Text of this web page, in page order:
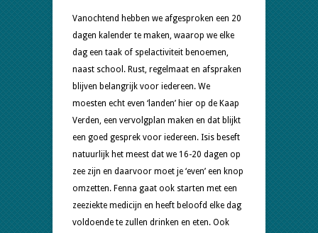
Vanochtend hebben we afgesproken een 20
dagen kalender te maken, waarop we elke
dag een taak of spelactiviteit benoemen,
naast school. Rust, regelmaat en afspraken
blijven belangrijk voor iedereen. We
moesten echt even ‘landen’ hier op de Kaap
Verden, een vervolgplan maken en dat blijkt
een goed gesprek voor iedereen. Isis beseft
natuurlijk het meest dat we 16-20 dagen op
zee zijn en daarvoor moet je ‘even’ een knop
omzetten. Fenna gaat ook starten met een
zeeziekte medicijn en heeft beloofd elke dag
voldoende te zullen drinken en eten. Ook